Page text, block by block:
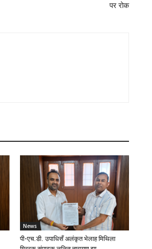
पर रोक
News
पी-एच.डी. उपाधिसँ अलंकृत भेलाह मिथिला